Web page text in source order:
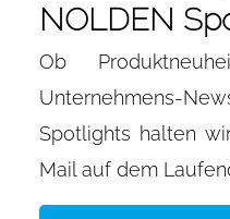
NOLDEN
Ob
Unternehmens-
Spotlights halten
Mail auf dem